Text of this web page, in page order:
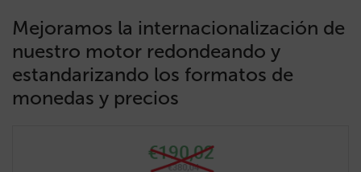
Mejoramos la internacionalización de
nuestro motor redondeando y
estandarizando los formatos de
monedas y precios